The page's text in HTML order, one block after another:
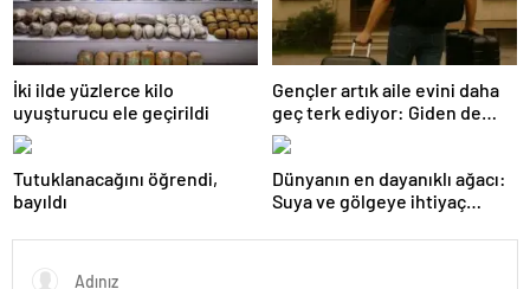
İki ilde yüzlerce kilo
uyuşturucu ele geçirildi
Gençler artık aile evini daha
geç terk ediyor: Giden de
geri dönüyor
Tutuklanacağını öğrendi,
bayıldı
Dünyanın en dayanıklı ağacı:
Suya ve gölgeye ihtiyaç
veriyor!